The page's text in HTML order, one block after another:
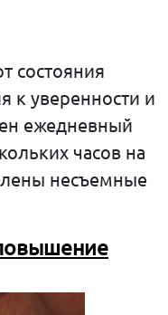
состояния
к уверенности и
ежедневный
часов на
несъемные